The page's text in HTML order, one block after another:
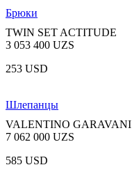
Брюки
TWIN SET ACTITUDE
3 053 400 UZS
253 USD
Шлепанцы
VALENTINO GARAVANI
7 062 000 UZS
585 USD